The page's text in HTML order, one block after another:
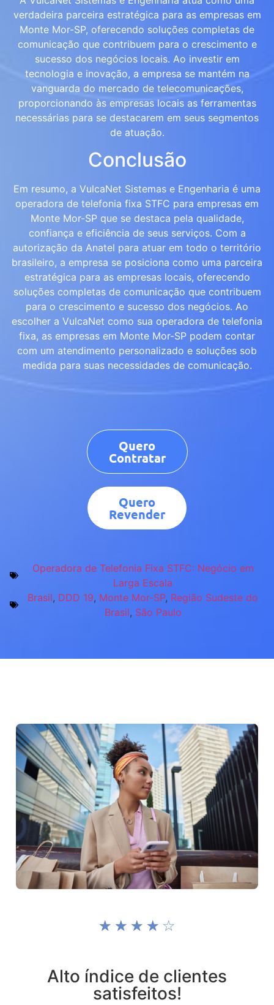
verdadeira parceira estratégica para as empresas em
Monte Mor-SP, oferecendo soluções completas de
comunicação que contribuem para o crescimento e
sucesso dos negócios locais. Ao investir em
tecnologia e inovação, a empresa se mantém na
vanguarda do mercado de telecomunicações,
proporcionando às empresas locais as ferramentas
necessárias para se destacarem em seus segmentos
de atuação.
Conclusão
Em resumo, a VulcaNet Sistemas e Engenharia é uma
operadora de telefonia fixa STFC para empresas em
Monte Mor-SP que se destaca pela qualidade,
confiança e eficiência de seus serviços. Com a
autorização da Anatel para atuar em todo o território
brasileiro, a empresa se posiciona como uma parceira
estratégica para as empresas locais, oferecendo
soluções completas de comunicação que contribuem
para o crescimento e sucesso dos negócios. Ao
escolher a VulcaNet como sua operadora de telefonia
fixa, as empresas em Monte Mor-SP podem contar
com um atendimento personalizado e soluções sob
medida para suas necessidades de comunicação.
Quero
Contratar
Quero
Revender
Operadora de Telefonia Fixa STFC: Negócio em
Larga Escala
Brasil, DDD 19, Monte Mor-SP, Região Sudeste do
Brasil, São Paulo
☆ ☆ ☆ ☆ ☆
Alto índice de clientes
satisfeitos!